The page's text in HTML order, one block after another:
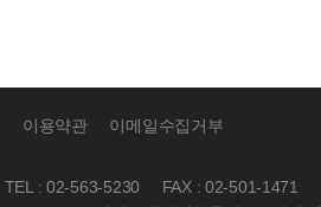
이용약관 이메일수집거부
TEL : 02-563-5230 FAX : 02-501-1471